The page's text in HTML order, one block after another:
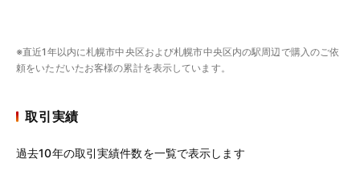
※直近1年以内に札幌市中央区および札幌市中央区内の駅周辺で購入のご依
頼をいただいたお客様の累計を表示しています。
取引実績
過去10年の取引実績件数を一覧で表示します